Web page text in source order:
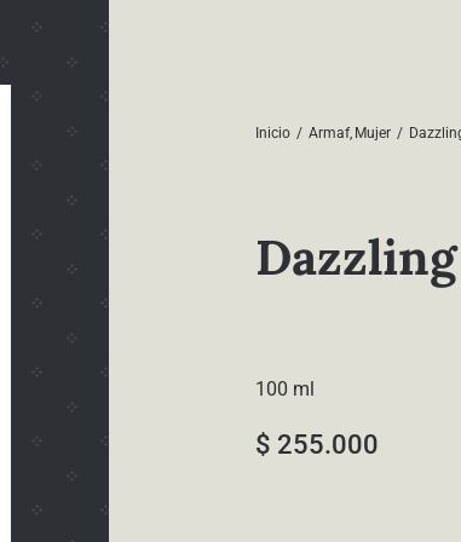
Inicio Armaf Mujer
Dazzling
100 ml
$ 255.000